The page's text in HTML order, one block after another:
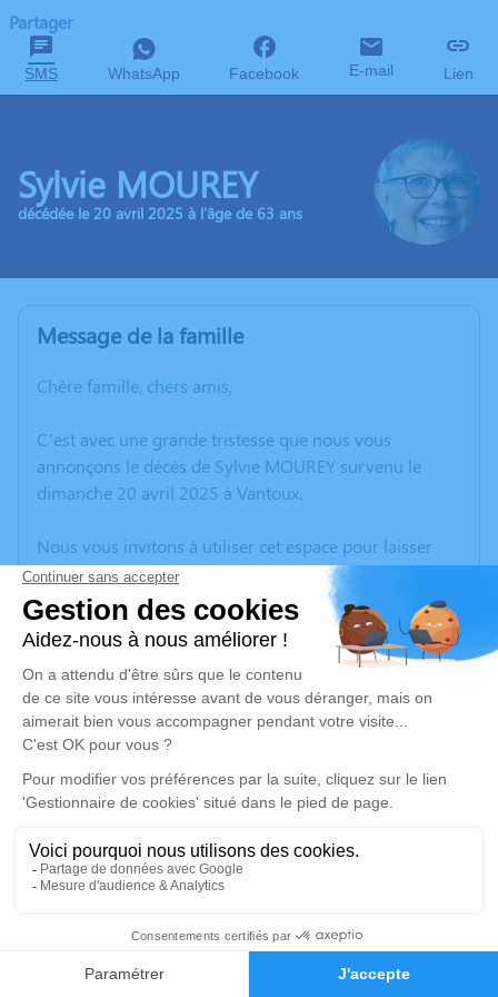
Faire-part Hommages
Partager
SMS WhatsApp Facebook E-mail Lien
Sylvie MOUREY
décédée le 20 avril 2025 à l'âge de 63 ans
Message de la famille
Chère famille, chers amis,
C’est avec une grande tristesse que nous vous
annonçons le décès de Sylvie MOUREY survenu le
dimanche 20 avril 2025 à Vantoux.
Nous vous invitons à utiliser cet espace pour laisser
vos condoléances, partager des photos souvenirs, une
anecdote ou exprimer vos pensées à travers des
poèmes ou des textes. Cet endroit est un lieu
d'expression dédié à honorer la mémoire de Sylvie
MOUREY.
Un service de plantation d’arbre hommage est
disponible ici.
Je rends hommage
Cérémonie religieuse
Église Saint Mathieu de Guénange
57310 Guénange